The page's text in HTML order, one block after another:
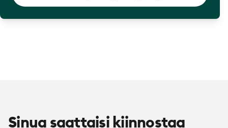
Sinua saattaisi kiinnostaa